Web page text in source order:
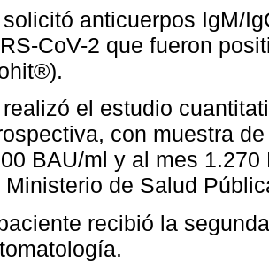
anticuerpos IgM/
CoV-2 que fueron
el estudio
con muestra
BAU/ml y al mes
Ministerio de Salud
recibió la